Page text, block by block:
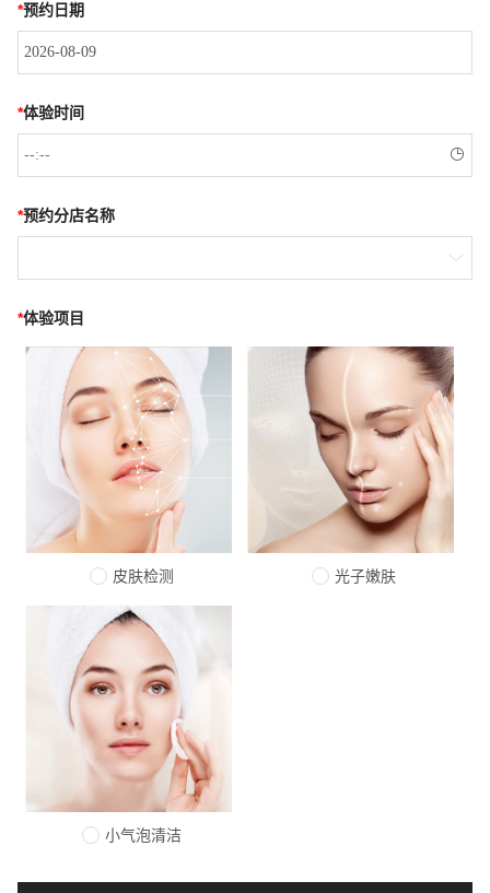
*预约日期
*体验时间

*预约分店名称

*体验项目
皮肤检测 光子嫩肤
小气泡清洁